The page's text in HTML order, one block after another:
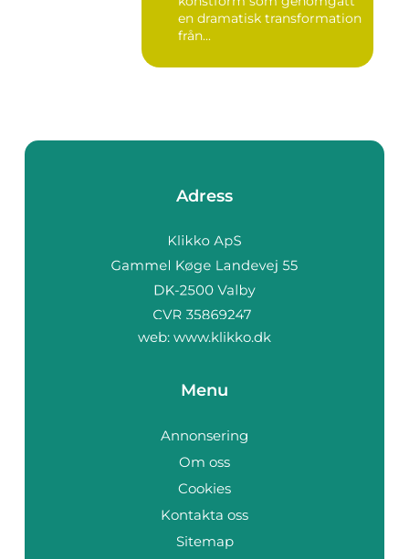
en dramatisk transformation
från...
Adress
web: www.klikko.dk
Menu
Annonsering
Om oss
Cookies
Kontakta oss
Sitemap